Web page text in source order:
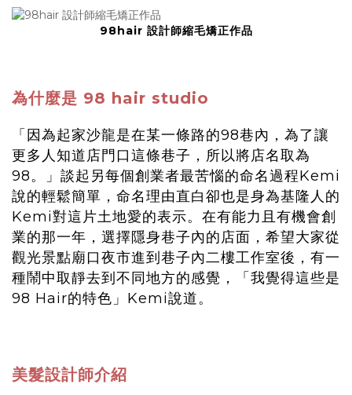
98hair 設計師縮毛矯正作品
為什麼是 98 hair studio
「因為起家沙龍是在某一條路的98巷內，為了讓
更多人知道店門口這條巷子，所以將店名取為
98。」談起另每個創業者最苦惱的命名過程Kemi
說的輕鬆簡單，命名理由直白卻也是身為基隆人的
Kemi對這片土地愛的表示。在有能力且有機會創
業的那一年，選擇隱身巷子內的店面，希望大家從
觀光景點廟口夜市進到巷子內二樓工作室後，有一
種鬧中取靜去到不同地方的感覺，「我覺得這些是
98 Hair的特色」Kemi說道。
美髮設計師介紹